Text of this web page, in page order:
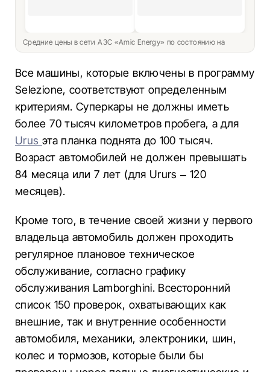
Средние цены в сети АЗС «Amic Energy» по состоянию на
Все машины, которые включены в программу
Selezione, соответствуют определенным
критериям. Суперкары не должны иметь
более 70 тысяч километров пробега, а для
Urus эта планка поднята до 100 тысяч.
Возраст автомобилей не должен превышать
84 месяца или 7 лет (для Ururs – 120
месяцев).
Кроме того, в течение своей жизни у первого
владельца автомобиль должен проходить
регулярное плановое техническое
обслуживание, согласно графику
обслуживания Lamborghini. Всесторонний
список 150 проверок, охватывающих как
внешние, так и внутренние особенности
автомобиля, механики, электроники, шин,
колес и тормозов, которые были бы